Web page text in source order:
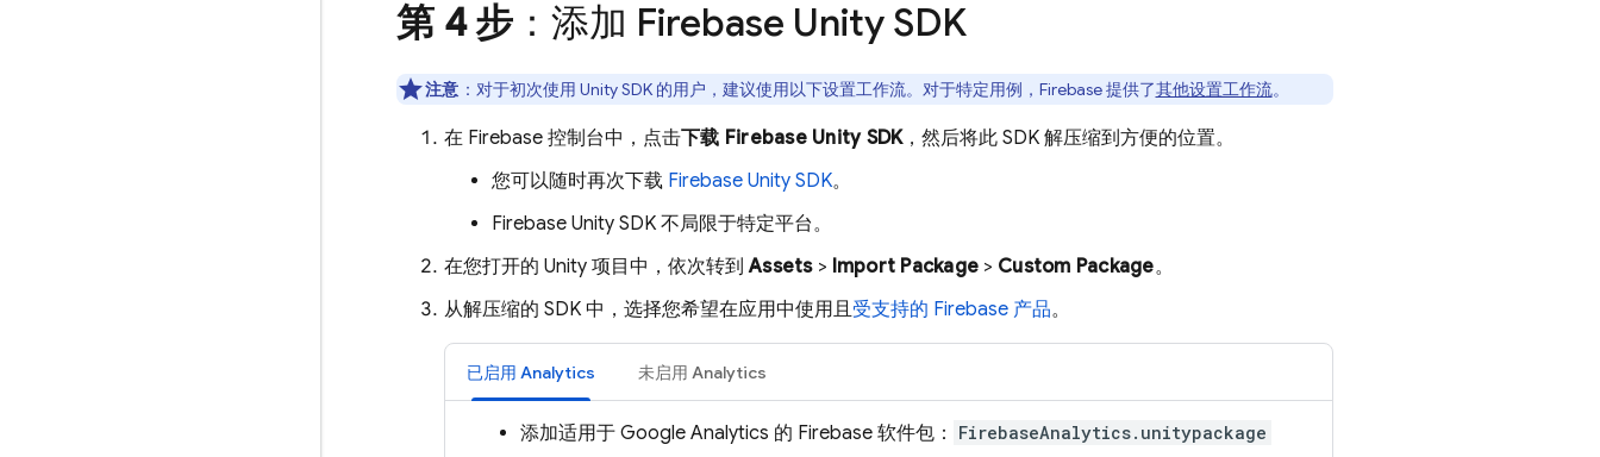
第 4 步 ：添加 Firebase Unity SDK
注意 ：对于初次使用 Unity SDK 的用户，建议使用以下设置工作流。对于特定用例，Firebase 提供了其他设置工作流。
在 Firebase 控制台中，点击下载 Firebase UnitySDK，然后将此 SDK 解压缩到方便的位置。
您可以随时再次下载 Firebase Unity SDK。
Firebase Unity SDK 不局限于特定平台。
在您打开的 Unity 项目中，依次转到Assets> Import Package > Custom Package。
从解压缩的 SDK 中，选择您希望在应用中使用且受支持的 Firebase 产品。
已启用 Analytics 未启用 Analytics
添加适用于 Google Analytics 的 Firebase 软件包： FirebaseAnalytics.unitypackage